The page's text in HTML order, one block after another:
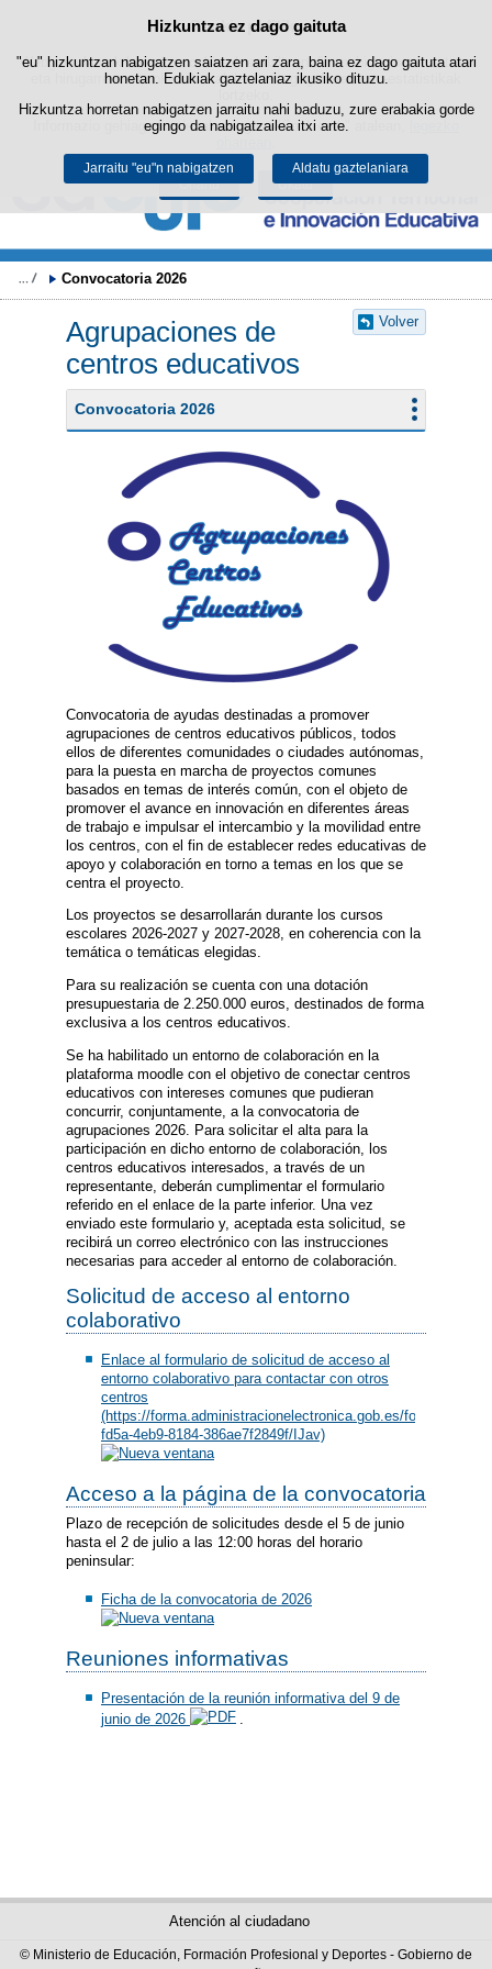
Cookie politika
Webgune honek berezko cookie-ak erabiltzen ditu nabigazioa errazteko
eta hirugarrenen cookie-ak erabilera- eta gogobetetasun-estatistikak
Informazio gehiago lor dezakezu gure "Cookie-ak" atalean,
Onartu Ukatu
Hizkuntza ez dago gaituta
"eu" hizkuntzan nabigatzen saiatzen ari zara, baina ez dago gaituta atari
honetan. Edukiak gaztelaniaz ikusiko dituzu.
Hizkuntza horretan nabigatzen jarraitu nahi baduzu, zure erabakia gorde
egingo da nabigatzailea itxi arte.
Jarraitu "eu"n nabigatzen Aldatu gaztelaniara
Edukira salto egin
Convocatoria 2026
Volver
Agrupaciones de
centros educativos
Convocatoria 2026
Convocatoria de ayudas destinadas a promover
agrupaciones de centros educativos públicos, todos
ellos de diferentes comunidades o ciudades autónomas,
para la puesta en marcha de proyectos comunes
basados en temas de interés común, con el objeto de
promover el avance en innovación en diferentes áreas
de trabajo e impulsar el intercambio y la movilidad entre
los centros, con el fin de establecer redes educativas de
apoyo y colaboración en torno a temas en los que se
centra el proyecto.
Los proyectos se desarrollarán durante los cursos
escolares 2026-2027 y 2027-2028, en coherencia con la
temática o temáticas elegidas.
Para su realización se cuenta con una dotación
presupuestaria de 2.250.000 euros, destinados de forma
exclusiva a los centros educativos.
Se ha habilitado un entorno de colaboración en la
plataforma moodle con el objetivo de conectar centros
educativos con intereses comunes que pudieran
concurrir, conjuntamente, a la convocatoria de
agrupaciones 2026. Para solicitar el alta para la
participación en dicho entorno de colaboración, los
centros educativos interesados, a través de un
representante, deberán cumplimentar el formulario
referido en el enlace de la parte inferior. Una vez
enviado este formulario y, aceptada esta solicitud, se
recibirá un correo electrónico con las instrucciones
necesarias para acceder al entorno de colaboración.
Solicitud de acceso al entorno
colaborativo
Enlace al formulario de solicitud de acceso al
entorno colaborativo para contactar con otros
centros
(https://forma.administracionelectronica.gob.es/form/open/
fd5a-4eb9-8184-386ae7f2849f/IJav)
Acceso a la página de la convocatoria
Plazo de recepción de solicitudes desde el 5 de junio
hasta el 2 de julio a las 12:00 horas del horario
peninsular:
Ficha de la convocatoria de 2026
Reuniones informativas
Presentación de la reunión informativa del 9 de
junio de 2026
.
Atención al ciudadano
© Ministerio de Educación, Formación Profesional y Deportes - Gobierno de